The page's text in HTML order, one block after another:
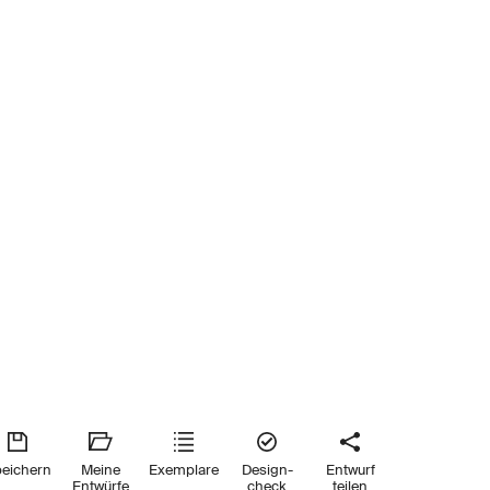
Meine
Entwürfe
Exemplare
Design-
check
Entwurf
teilen